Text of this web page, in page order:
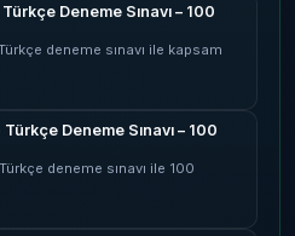
Deneme Sınavı – 100
deneme sınavı ile kapsam
Deneme Sınavı – 100
deneme sınavı ile 100